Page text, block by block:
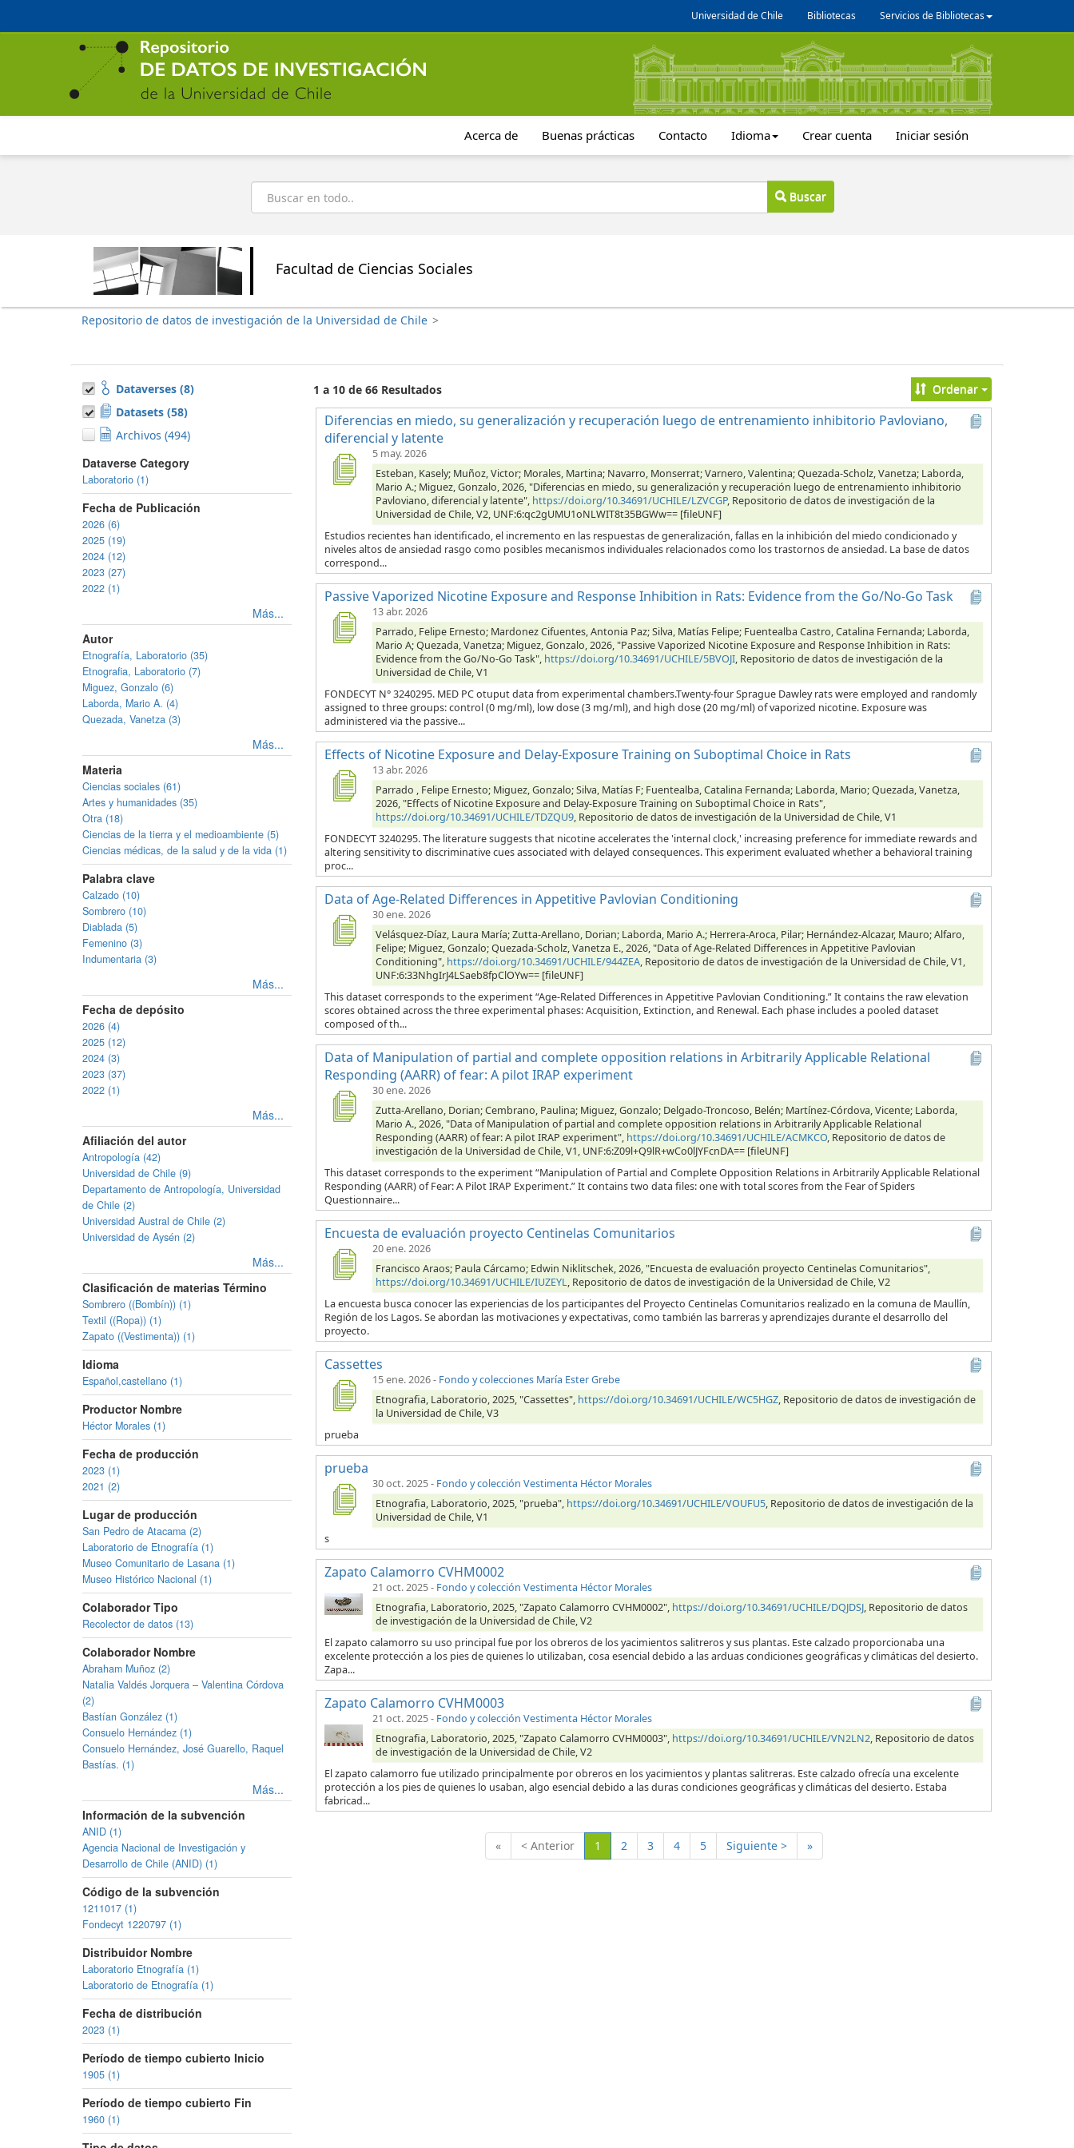
contenido
Universidad de Chile Bibliotecas Servicios de Bibliotecas
Acerca de Buenas prácticas Contacto Idioma Crear cuenta Iniciar sesión
Buscar
Buscar
Facultad de Ciencias Sociales
Repositorio de datos de investigación de la Universidad de Chile >
Dataverses (8)
Datasets (58)
Archivos (494)
Dataverse Category
Laboratorio (1)
Fecha de Publicación
2026 (6)
2025 (19)
2024 (12)
2023 (27)
2022 (1)
Más...
Autor
Etnografía, Laboratorio (35)
Etnografia, Laboratorio (7)
Miguez, Gonzalo (6)
Laborda, Mario A. (4)
Quezada, Vanetza (3)
Más...
Materia
Ciencias sociales (61)
Artes y humanidades (35)
Otra (18)
Ciencias de la tierra y el medioambiente (5)
Ciencias médicas, de la salud y de la vida (1)
Palabra clave
Calzado (10)
Sombrero (10)
Diablada (5)
Femenino (3)
Indumentaria (3)
Más...
Fecha de depósito
2026 (4)
2025 (12)
2024 (3)
2023 (37)
2022 (1)
Más...
Afiliación del autor
Antropología (42)
Universidad de Chile (9)
Departamento de Antropología, Universidad
de Chile (2)
Universidad Austral de Chile (2)
Universidad de Aysén (2)
Más...
Clasificación de materias Término
Sombrero ((Bombín)) (1)
Textil ((Ropa)) (1)
Zapato ((Vestimenta)) (1)
Idioma
Español,castellano (1)
Productor Nombre
Héctor Morales (1)
Fecha de producción
2023 (1)
2021 (2)
Lugar de producción
San Pedro de Atacama (2)
Laboratorio de Etnografía (1)
Museo Comunitario de Lasana (1)
Museo Histórico Nacional (1)
Colaborador Tipo
Recolector de datos (13)
Colaborador Nombre
Abraham Muñoz (2)
Natalia Valdés Jorquera – Valentina Córdova
(2)
Bastían González (1)
Consuelo Hernández (1)
Consuelo Hernández, José Guarello, Raquel
Bastías. (1)
Más...
Información de la subvención
ANID (1)
Agencia Nacional de Investigación y
Desarrollo de Chile (ANID) (1)
Código de la subvención
1211017 (1)
Fondecyt 1220797 (1)
Distribuidor Nombre
Laboratorio Etnografía (1)
Laboratorio de Etnografía (1)
Fecha de distribución
2023 (1)
Período de tiempo cubierto Inicio
1905 (1)
Período de tiempo cubierto Fin
1960 (1)
1 a 10 de 66 Resultados Ordenar
Diferencias en miedo, su generalización y recuperación luego de entrenamiento inhibitorio Pavloviano,
diferencial y latente
5 may. 2026
Esteban, Kasely; Muñoz, Victor; Morales, Martina; Navarro, Monserrat; Varnero, Valentina; Quezada-Scholz, Vanetza; Laborda,
Mario A.; Miguez, Gonzalo, 2026, "Diferencias en miedo, su generalización y recuperación luego de entrenamiento inhibitorio
Pavloviano, diferencial y latente", https://doi.org/10.34691/UCHILE/LZVCGP, Repositorio de datos de investigación de la
Universidad de Chile, V2, UNF:6:qc2gUMU1oNLWIT8t35BGWw== [fileUNF]
Estudios recientes han identificado, el incremento en las respuestas de generalización, fallas en la inhibición del miedo condicionado y
niveles altos de ansiedad rasgo como posibles mecanismos individuales relacionados como los trastornos de ansiedad. La base de datos
correspond...
Passive Vaporized Nicotine Exposure and Response Inhibition in Rats: Evidence from the Go/No-Go Task
13 abr. 2026
Parrado, Felipe Ernesto; Mardonez Cifuentes, Antonia Paz; Silva, Matías Felipe; Fuentealba Castro, Catalina Fernanda; Laborda,
Mario A; Quezada, Vanetza; Miguez, Gonzalo, 2026, "Passive Vaporized Nicotine Exposure and Response Inhibition in Rats:
Evidence from the Go/No-Go Task", https://doi.org/10.34691/UCHILE/5BVOJI, Repositorio de datos de investigación de la
Universidad de Chile, V1
FONDECYT N° 3240295. MED PC otuput data from experimental chambers.Twenty-four Sprague Dawley rats were employed and randomly
assigned to three groups: control (0 mg/ml), low dose (3 mg/ml), and high dose (20 mg/ml) of vaporized nicotine. Exposure was
administered via the passive...
Effects of Nicotine Exposure and Delay-Exposure Training on Suboptimal Choice in Rats
13 abr. 2026
Parrado , Felipe Ernesto; Miguez, Gonzalo; Silva, Matías F; Fuentealba, Catalina Fernanda; Laborda, Mario; Quezada, Vanetza,
2026, "Effects of Nicotine Exposure and Delay-Exposure Training on Suboptimal Choice in Rats",
https://doi.org/10.34691/UCHILE/TDZQU9, Repositorio de datos de investigación de la Universidad de Chile, V1
FONDECYT 3240295. The literature suggests that nicotine accelerates the 'internal clock,' increasing preference for immediate rewards and
altering sensitivity to discriminative cues associated with delayed consequences. This experiment evaluated whether a behavioral training
proc...
Data of Age-Related Differences in Appetitive Pavlovian Conditioning
30 ene. 2026
Velásquez-Díaz, Laura María; Zutta-Arellano, Dorian; Laborda, Mario A.; Herrera-Aroca, Pilar; Hernández-Alcazar, Mauro; Alfaro,
Felipe; Miguez, Gonzalo; Quezada-Scholz, Vanetza E., 2026, "Data of Age-Related Differences in Appetitive Pavlovian
Conditioning", https://doi.org/10.34691/UCHILE/944ZEA, Repositorio de datos de investigación de la Universidad de Chile, V1,
UNF:6:33NhgIrJ4LSaeb8fpClOYw== [fileUNF]
This dataset corresponds to the experiment “Age-Related Differences in Appetitive Pavlovian Conditioning.” It contains the raw elevation
scores obtained across the three experimental phases: Acquisition, Extinction, and Renewal. Each phase includes a pooled dataset
composed of th...
Data of Manipulation of partial and complete opposition relations in Arbitrarily Applicable Relational
Responding (AARR) of fear: A pilot IRAP experiment
30 ene. 2026
Zutta-Arellano, Dorian; Cembrano, Paulina; Miguez, Gonzalo; Delgado-Troncoso, Belén; Martínez-Córdova, Vicente; Laborda,
Mario A., 2026, "Data of Manipulation of partial and complete opposition relations in Arbitrarily Applicable Relational
Responding (AARR) of fear: A pilot IRAP experiment", https://doi.org/10.34691/UCHILE/ACMKCO, Repositorio de datos de
investigación de la Universidad de Chile, V1, UNF:6:Z09l+Q9lR+wCo0lJYFcnDA== [fileUNF]
This dataset corresponds to the experiment “Manipulation of Partial and Complete Opposition Relations in Arbitrarily Applicable Relational
Responding (AARR) of Fear: A Pilot IRAP Experiment.” It contains two data files: one with total scores from the Fear of Spiders
Questionnaire...
Encuesta de evaluación proyecto Centinelas Comunitarios
20 ene. 2026
Francisco Araos; Paula Cárcamo; Edwin Niklitschek, 2026, "Encuesta de evaluación proyecto Centinelas Comunitarios",
https://doi.org/10.34691/UCHILE/IUZEYL, Repositorio de datos de investigación de la Universidad de Chile, V2
La encuesta busca conocer las experiencias de los participantes del Proyecto Centinelas Comunitarios realizado en la comuna de Maullín,
Región de los Lagos. Se abordan las motivaciones y expectativas, como también las barreras y aprendizajes durante el desarrollo del
proyecto.
Cassettes
15 ene. 2026- Fondo y colecciones María Ester Grebe
Etnografia, Laboratorio, 2025, "Cassettes", https://doi.org/10.34691/UCHILE/WC5HGZ, Repositorio de datos de investigación de
la Universidad de Chile, V3
prueba
prueba
30 oct. 2025- Fondo y colección Vestimenta Héctor Morales
Etnografia, Laboratorio, 2025, "prueba", https://doi.org/10.34691/UCHILE/VOUFU5, Repositorio de datos de investigación de la
Universidad de Chile, V1
s
Zapato Calamorro CVHM0002
21 oct. 2025- Fondo y colección Vestimenta Héctor Morales
Etnografia, Laboratorio, 2025, "Zapato Calamorro CVHM0002", https://doi.org/10.34691/UCHILE/DQJDSJ, Repositorio de datos
de investigación de la Universidad de Chile, V2
El zapato calamorro su uso principal fue por los obreros de los yacimientos salitreros y sus plantas. Este calzado proporcionaba una
excelente protección a los pies de quienes lo utilizaban, cosa esencial debido a las arduas condiciones geográficas y climáticas del desierto.
Zapa...
Zapato Calamorro CVHM0003
21 oct. 2025- Fondo y colección Vestimenta Héctor Morales
Etnografia, Laboratorio, 2025, "Zapato Calamorro CVHM0003", https://doi.org/10.34691/UCHILE/VN2LN2, Repositorio de datos
de investigación de la Universidad de Chile, V2
El zapato calamorro fue utilizado principalmente por obreros en los yacimientos y plantas salitreras. Este calzado ofrecía una excelente
protección a los pies de quienes lo usaban, algo esencial debido a las duras condiciones geográficas y climáticas del desierto. Estaba
fabricad...
« < Anterior 1 (Actual)
2 3 4 5 Siguiente > »